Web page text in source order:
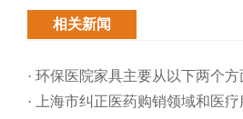
相关新闻
· 环保医院家具主要从以下两个
· 上海市纠正医药购销领域和医